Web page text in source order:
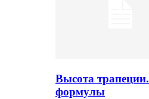
Высота
формулы